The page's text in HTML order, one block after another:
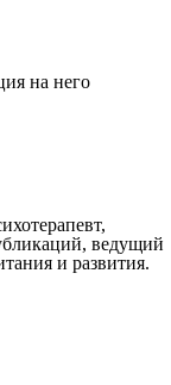
на него
ведущий
и развития.